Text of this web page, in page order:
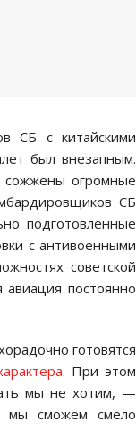
СБ с китайскими
был внезапным.
сожжены огромные
СБ
подготовленные
с антивоенными
советской
постоянно
готовятся
. При этом
мы не хотим, —
мы сможем смело